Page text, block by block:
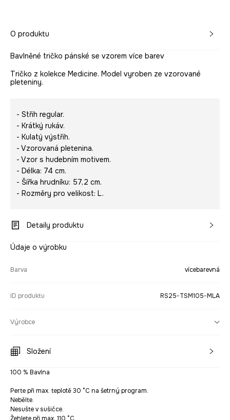
O produktu
Bavlněné tričko pánské se vzorem více barev
Tričko z kolekce Medicine. Model vyroben ze vzorované
pleteniny.
- Střih regular.
- Krátký rukáv.
- Kulatý výstřih.
- Vzorovaná pletenina.
- Vzor s hudebním motivem.
- Délka: 74 cm.
- Šířka hrudníku: 57,2 cm.
- Rozměry pro velikost: L.
Detaily produktu
Údaje o výrobku
Barva vícebarevná
ID produktu RS25-TSM105-MLA
Výrobce
Složení
100 % Bavlna
Perte při max. teplotě 30 °C na šetrný program.
Nebělte.
Nesušte v sušičce.